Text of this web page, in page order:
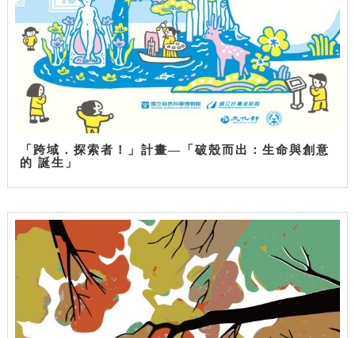
「跨域．探索者！」計畫—「破殼而出：生命與創意
的 誕生」